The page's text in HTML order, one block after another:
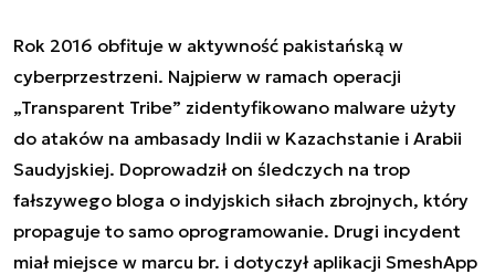
Rok 2016 obfituje w aktywność pakistańską w
cyberprzestrzeni. Najpierw w ramach operacji
„Transparent Tribe” zidentyfikowano malware użyty
do ataków na ambasady Indii w Kazachstanie i Arabii
Saudyjskiej. Doprowadził on śledczych na trop
fałszywego bloga o indyjskich siłach zbrojnych, który
propaguje to samo oprogramowanie. Drugi incydent
miał miejsce w marcu br. i dotyczył aplikacji SmeshApp